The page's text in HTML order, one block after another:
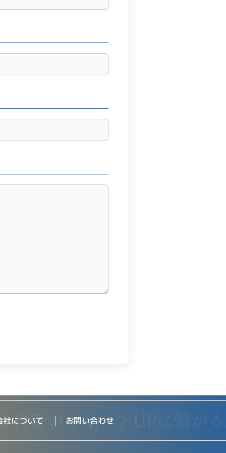
社について お問い合わせ